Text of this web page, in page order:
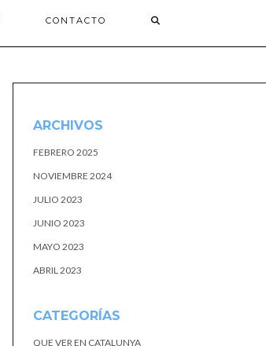
CONTACTO
ARCHIVOS
FEBRERO 2025
NOVIEMBRE 2024
JULIO 2023
JUNIO 2023
MAYO 2023
ABRIL 2023
CATEGORÍAS
QUE VER EN CATALUNYA